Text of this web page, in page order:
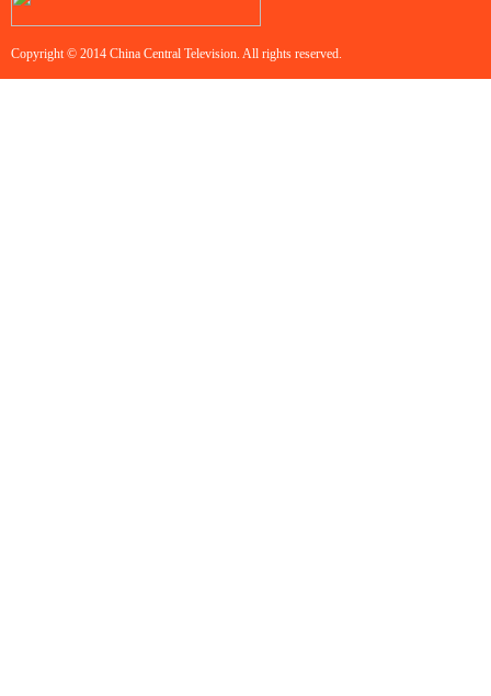
Copyright © 2014 China Central Television. All rights reserved.